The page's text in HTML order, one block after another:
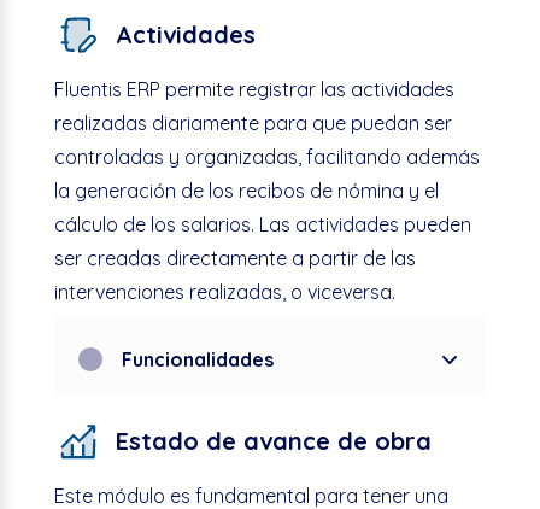
Actividades
Fluentis ERP permite registrar las actividades
realizadas diariamente para que puedan ser
controladas y organizadas, facilitando además
la generación de los recibos de nómina y el
cálculo de los salarios. Las actividades pueden
ser creadas directamente a partir de las
intervenciones realizadas, o viceversa.
Funcionalidades
Estado de avance de obra
Este módulo es fundamental para tener una